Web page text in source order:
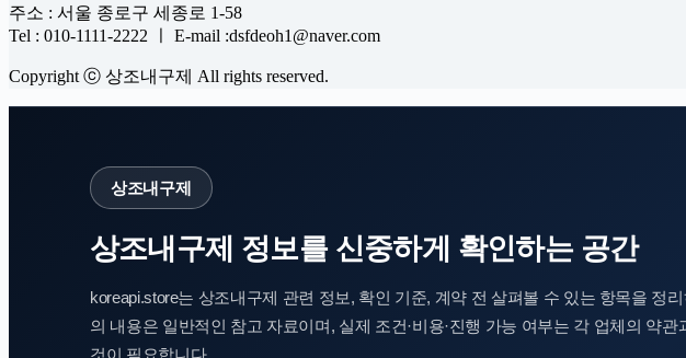
주소 : 서울 종로구 세종로 1-58
Tel : 010-1111-2222 ㅣ E-mail :dsfdeoh1@naver.com
Copyright ⓒ 상조내구제 All rights reserved.
상조내구제
상조내구제 정보를 신중하게 확인하는 공간
koreapi.store는 상조내구제 관련 정보, 확인 기준, 계약 전 살펴볼 수 있는 항목을 정
의 내용은 일반적인 참고 자료이며, 실제 조건·비용·진행 가능 여부는 각 업체의 약
것이 필요합니다.